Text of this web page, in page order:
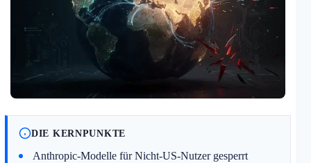
DIE KERNPUNKTE
Anthropic-Modelle für Nicht-US-Nutzer gesperrt